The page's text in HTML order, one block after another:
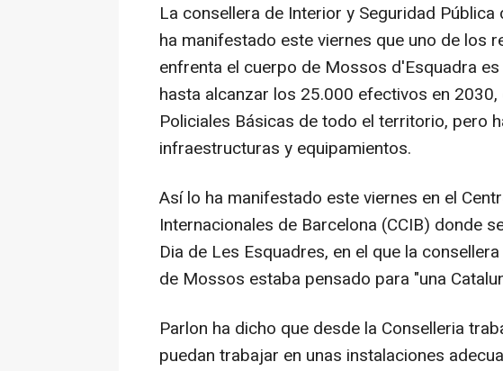
La consellera de Interior y Seguridad Pública
ha manifestado este viernes que uno de los
enfrenta el cuerpo de Mossos d'Esquadra
hasta alcanzar los 25.000 efectivos en
Policiales Básicas de todo el territorio, pero
infraestructuras y equipamientos.
Así lo ha manifestado este viernes en el
Internacionales de Barcelona (CCIB) donde
Dia de Les Esquadres, en el que la
de Mossos estaba pensado para "una
Parlon ha dicho que desde la Conselleria
puedan trabajar en unas instalaciones